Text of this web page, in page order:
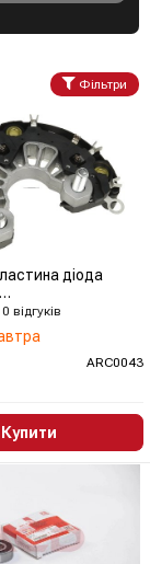
Фільтри
діода
0 відгуків
ARC0043
Купити